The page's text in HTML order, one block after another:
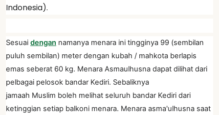
Indonesia).
Sesuai dengan namanya menara ini tingginya 99 (sembilan
puluh sembilan) meter dengan kubah / mahkota berlapis
emas seberat 60 kg. Menara Asmaulhusna dapat dilihat dari
pelbagai pelosok bandar Kediri. Sebaliknya
jamaah Muslim boleh melihat seluruh bandar Kediri dari
ketinggian setiap balkoni menara. Menara asma'ulhusna saat